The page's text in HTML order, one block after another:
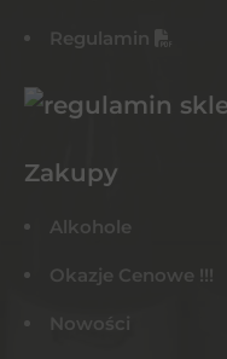
Regulamin
Zakupy
Alkohole
Okazje Cenowe !!!
Nowości